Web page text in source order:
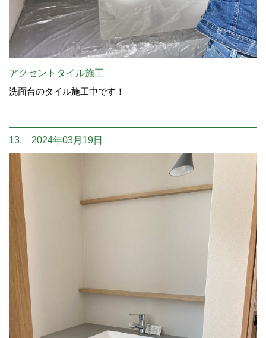
アクセントタイル施工
洗面台のタイル施工中です！
13. 2024年03月19日